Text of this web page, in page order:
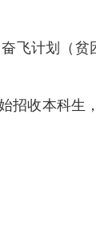
飞计划（贫
收本科生